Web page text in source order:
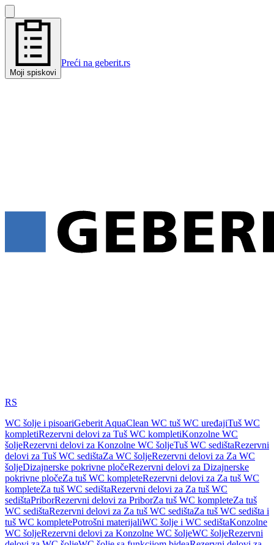
Moji spiskovi
Preći na geberit.rs
RS
WC šolje i pisoariGeberit AquaClean WC tuš WC uređajiTuš WC
kompletiRezervni delovi za Tuš WC kompletiKonzolne WC
šoljeRezervni delovi za Konzolne WC šoljeTuš WC sedištaRezervni
delovi za Tuš WC sedištaZa WC šoljeRezervni delovi za Za WC
šoljeDizajnerske pokrivne pločeRezervni delovi za Dizajnerske
pokrivne pločeZa tuš WC kompleteRezervni delovi za Za tuš WC
kompleteZa tuš WC sedištaRezervni delovi za Za tuš WC
sedištaPriborRezervni delovi za PriborZa tuš WC kompleteZa tuš
WC sedištaRezervni delovi za Za tuš WC sedištaZa tuš WC sedišta i
tuš WC kompletePotrošni materijaliWC šolje i WC sedištaKonzolne
WC šoljeRezervni delovi za Konzolne WC šoljeWC šoljeRezervni